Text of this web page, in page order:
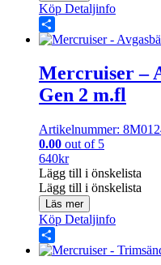
Köp Detaljinfo
Share
Mercruiser –
Gen 2 m.fl
Artikelnummer:
0.00 out of 5
640kr
Lägg till i önskelista
Lägg till i önskelista
Läs mer
Köp Detaljinfo
Share